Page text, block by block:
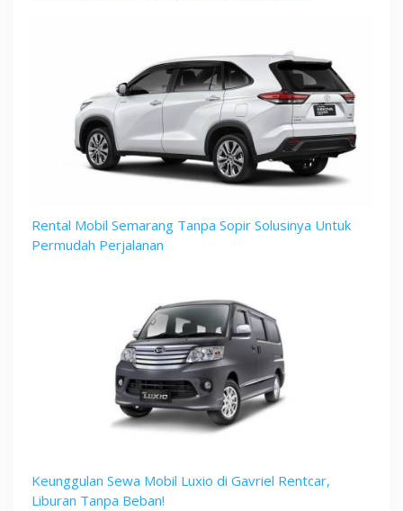
Rental Mobil Semarang Tanpa Sopir Solusinya Untuk
Permudah Perjalanan
Keunggulan Sewa Mobil Luxio di Gavriel Rentcar,
Liburan Tanpa Beban!